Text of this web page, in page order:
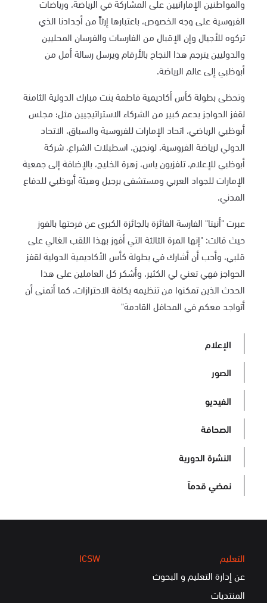
والمواطنين الإماراتيين على المشاركة في الرياضة، ورياضات
الفروسية على وجه الخصوص، باعتبارها إرثاً من أجدادنا الذي
تركوه للأجيال وإن الإقبال من الفارسات والفرسان المحليين
والدوليين يترجم هذا النجاح بالأرقام ويرسل رسالة أمل من
أبوظبي إلى عالم الرياضة.
وتحظى بطولة كأس أكاديمية فاطمة بنت مبارك الدولية الثامنة
لقفز الحواجز بدعم كبير من الشركاء الاستراتيجيين مثل؛ مجلس
أبوظبي الرياضي، اتحاد الإمارات للفروسية والسباق، الاتحاد
الدولي لرياضة الفروسية، لونجين، اسطبلات الشراع، شركة
أبوظبي للإعلام، تلفزيون ياس، زهرة الخليج، بالإضافة إلى جمعية
الإمارات للجواد العربي ومستشفى برجيل وهيئة أبوظبي للدفاع
المدني.
عبرت "أنيتا" الفارسة الفائزة بالجائزة الكبرى عن فرحتها بالفوز
حيث قالت: "إنها المرة الثالثة التي أفوز بهذا اللقب الغالي على
قلبي، وأحب أن أشارك في بطولة كأس الأكاديمية الدولية لقفز
الحواجز فهي تعني لي الكثير، وأشكر كل العاملين على هذا
الحدث الذين تمكنوا من تنظيمه بكافة الاحترازات، كما أتمنى أن
أتواجد معكم في المحافل القادمة"
الإعلام
الصور
الفيديو
الصحافة
النشرة الدورية
نمضي قدماً
التعليم
عن إدارة التعليم و البحوث
المنتديات
ICSW